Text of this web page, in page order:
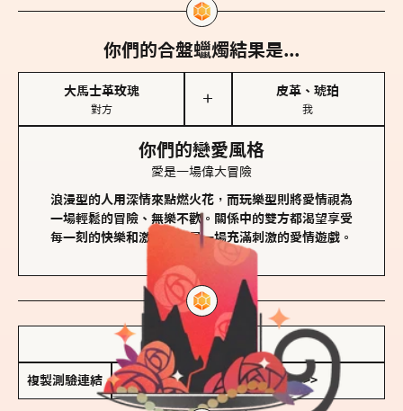
你們的合盤蠟燭結果是...
大馬士革玫瑰
對方
＋
皮革、琥珀
我
你們的戀愛風格
愛是一場偉大冒險
浪漫型的人用深情來點燃火花，而玩樂型則將愛情視為
一場輕鬆的冒險、無樂不歡。關係中的雙方都渴望享受
每一刻的快樂和激動，像是一場充滿刺激的愛情遊戲。
儲存我的結果圖
複製測驗連結 查看香氛類型全解析 >>>